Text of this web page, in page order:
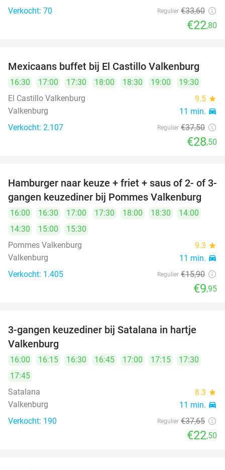
Verkocht: 70 Regulier €33,60
€22,80
24%
Mexicaans buffet bij El Castillo Valkenburg
16:30 17:00 17:30 18:00 18:30 19:00
19:30
El Castillo Valkenburg
9.5 star
Valkenburg 11 min. directions_car
Verkocht: 2.107 Regulier €37,50
€28,50
37%
Hamburger naar keuze + friet + saus of 2- of 3-
gangen keuzediner bij Pommes Valkenburg
16:00 16:30 17:00 17:30 18:00 18:30
14:00
14:30
15:00
15:30
Pommes Valkenburg
9.3 star
Valkenburg 11 min. directions_car
Verkocht: 1.405 Regulier €15,90
€9,95
40%
3-gangen keuzediner bij Satalana in hartje
Valkenburg
16:00 16:15 16:30 16:45 17:00 17:15
17:30
17:45
Satalana
8.3 star
Valkenburg 11 min. directions_car
Verkocht: 190 Regulier €37,65
€22,50